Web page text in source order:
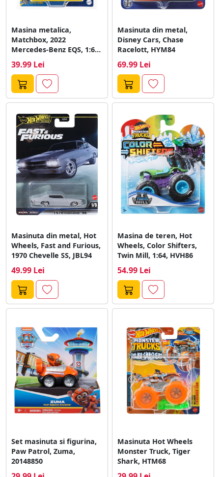
Masina metalica,
Matchbox, 2022
Mercedes-Benz EQS, 1:64,
39.99 Lei
Masinuta din metal,
Disney Cars, Chase
Racelott, HYM84
69.99 Lei
Masinuta din metal, Hot
Wheels, Fast and Furious,
1970 Chevelle SS, JBL94
49.99 Lei
Masina de teren, Hot
Wheels, Color Shifters,
Twin Mill, 1:64, HVH86
54.99 Lei
Set masinuta si figurina,
Paw Patrol, Zuma,
20148850
Masinuta Hot Wheels
Monster Truck, Tiger
Shark, HTM68